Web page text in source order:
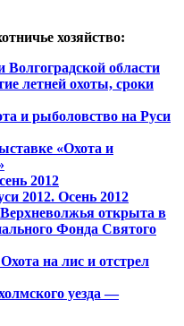
хозяйство:
области
летней охоты, сроки
и рыболовство на Руси
«Охота и
2012
2012. Осень 2012
открыта в
Фонда Святого
на лис и отстрел
уезда —